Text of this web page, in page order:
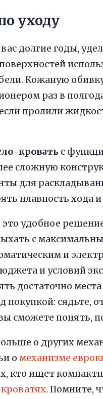
уходу
долгие годы,
Кожаную
раз в
пролили
кровать с
сложную
для
плавность хода
удобное
с
и
и условий
достаточно
покупкой: сядьте,
сможете понять,
о других
о механизме
кто ищет
. Помните,